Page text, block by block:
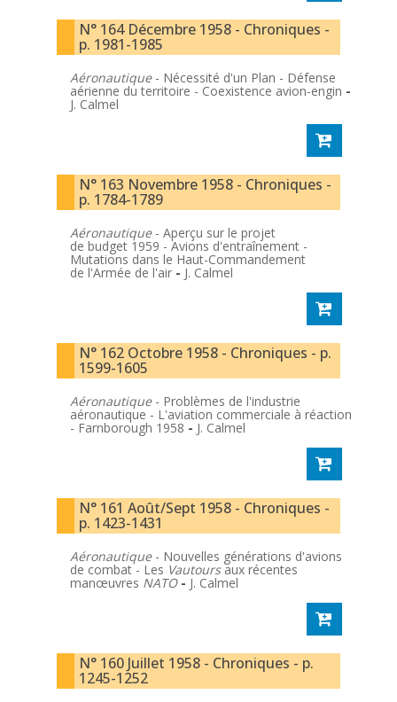
N° 164 Décembre 1958 - Chroniques -
p. 1981-1985
Aéronautique - Nécessité d'un Plan - Défense
aérienne du territoire - Coexistence avion-engin -
J. Calmel
N° 163 Novembre 1958 - Chroniques -
p. 1784-1789
Aéronautique - Aperçu sur le projet
de budget 1959 - Avions d'entraînement -
Mutations dans le Haut-Commandement
de l'Armée de l'air - J. Calmel
N° 162 Octobre 1958 - Chroniques - p.
1599-1605
Aéronautique - Problèmes de l'industrie
aéronautique - L'aviation commerciale à réaction
- Farnborough 1958 - J. Calmel
N° 161 Août/Sept 1958 - Chroniques -
p. 1423-1431
Aéronautique - Nouvelles générations d'avions
de combat - Les Vautoursaux récentes
manœuvres NATO - J. Calmel
N° 160 Juillet 1958 - Chroniques - p.
1245-1252